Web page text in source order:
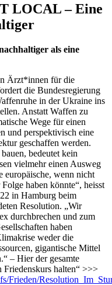
LOCAL – Eine
als eine
Ärzt*innen für die
die Bundesregierung
in der Ukraine ins
Anstatt Waffen zu
Wege für einen
und perspektivisch eine
geschaffen werden.
bedeutet kein
vielmehr einen Ausweg
europäische, wenn nicht
haben könnte“, heisst
in Hamburg beim
Resolution. „Wir
durchbrechen und zum
haben
weder die
gigantische Mittel
– Hier der gesamte
halten“ >>>
Frieden/